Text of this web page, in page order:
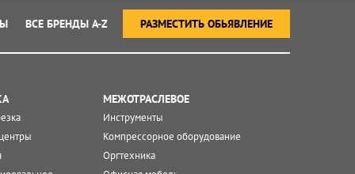
РАЗМЕСТИТЬ ОБЬЯВЛЕНИЕ
ВСЕ БРЕНДЫ A-Z
МЕЖОТРАСЛЕВОЕ
Инструменты
Компрессорное оборудование
Оргтехника